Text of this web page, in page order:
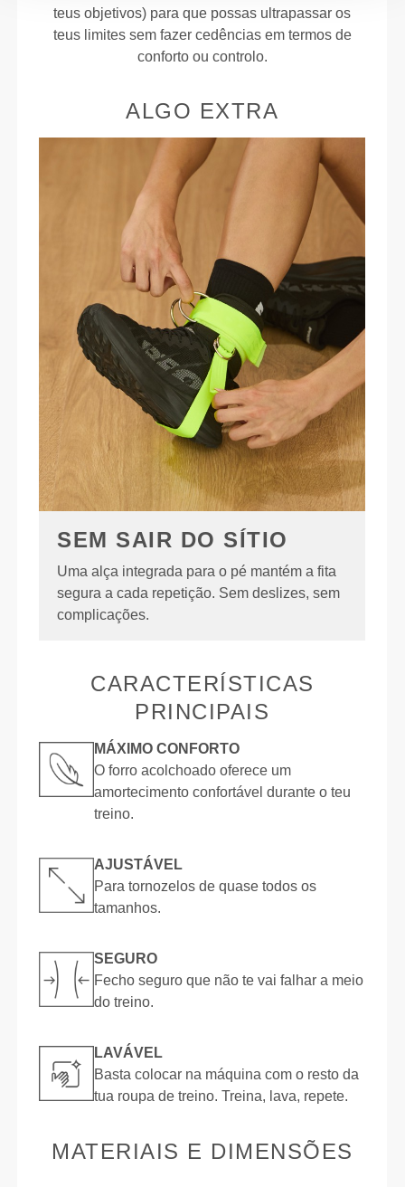
teus objetivos) para que possas ultrapassar os
teus limites sem fazer cedências em termos de
conforto ou controlo.
ALGO EXTRA
SEM SAIR DO SÍTIO
Uma alça integrada para o pé mantém a fita
segura a cada repetição. Sem deslizes, sem
complicações.
CARACTERÍSTICAS
PRINCIPAIS
MÁXIMO CONFORTO
O forro acolchoado oferece um
amortecimento confortável durante o teu
treino.
AJUSTÁVEL
Para tornozelos de quase todos os
tamanhos.
SEGURO
Fecho seguro que não te vai falhar a meio
do treino.
LAVÁVEL
Basta colocar na máquina com o resto da
tua roupa de treino. Treina, lava, repete.
MATERIAIS E DIMENSÕES